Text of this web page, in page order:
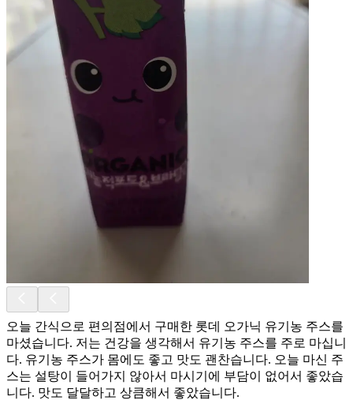
오늘 간식으로 편의점에서 구매한 롯데 오가닉 유기농 주스를
마셨습니다. 저는 건강을 생각해서 유기농 주스를 주로 마십니
다. 유기농 주스가 몸에도 좋고 맛도 괜찬습니다. 오늘 마신 주
스는 설탕이 들어가지 않아서 마시기에 부담이 없어서 좋았습
니다. 맛도 달달하고 상큼해서 좋았습니다.